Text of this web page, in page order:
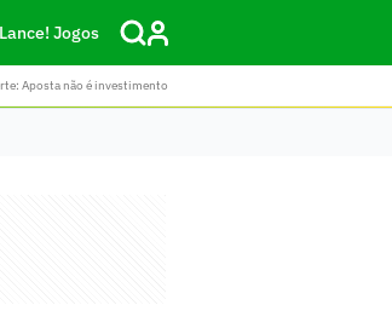
Lance! Jogos
Aposta não é investimento